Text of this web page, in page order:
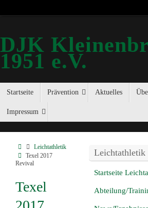
DJK
1951 e.V.
Startseite Prävention Aktuelles
Impressum
Leichtathletik
Texel 2017
Revival
Texel
Leichtathletik
Startseite
Abteilung/